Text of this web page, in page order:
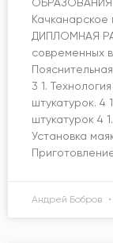
ДИПЛОМНАЯ
современных
3 1.
штукатурок. 4
штукатурок 4
Установка
Андрей Бобров